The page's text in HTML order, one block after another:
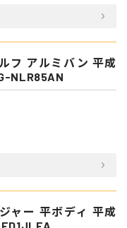
フ アルミバン 平成
NLR85AN
ャー 平ボディ 平成